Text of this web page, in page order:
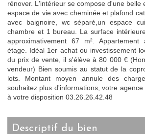
rénover. L'intérieur se compose d'une belle
espace de vie avec cheminée et plafond
avec baignoire, wc séparé,un espace
chambre et 1 bureau. La surface
approximativement 67 m².
étage. Idéal 1er achat ou investissement
du prix de vente, il s'élève à 80 000 €
vendeur) Bien soumis au statut de la
lots. Montant moyen annule des
souhaitez plus d'informations, votre
à votre disposition 03.26.26.42.48
descriptif du bien